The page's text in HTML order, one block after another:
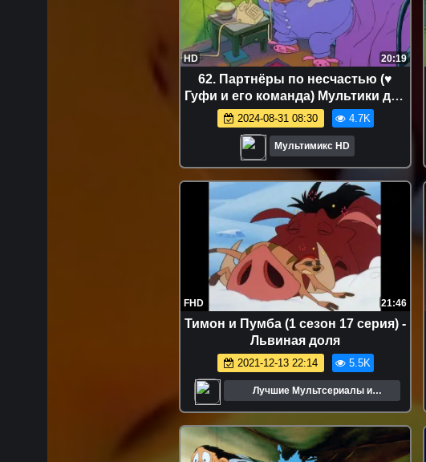
HD 20:19
62. Партнёры по несчастью (♥
Гуфи и его команда) Мультики для
детей мультсериалы дисней disney
Netflix
2024-08-31 08:30 4.7K
Мультимикс HD
FHD 21:46
Тимон и Пумба (1 сезон 17 серия) -
Львиная доля
2021-12-13 22:14 5.5K
Лучшие Мультсериалы и
Мультфильмы